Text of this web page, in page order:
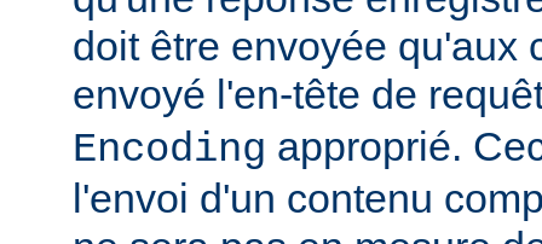
doit être envoyée qu'aux
envoyé l'en-tête de
Encoding approprié.
l'envoi d'un contenu